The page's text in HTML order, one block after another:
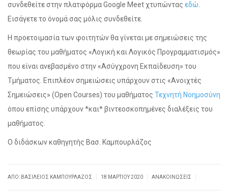
συνδεθείτε στην πλατφόρμα Google Meet χτυπώντας εδώ
Εισάγετε το όνομά σας μόλις συνδεθείτε.
Η προετοιμασία των φοιτητών θα γίνεται με σημειώσεις της
θεωρίας του μαθήματος «Λογική και Λογικός Προγραμματισμός»
που είναι ανεβασμένο στην «Ασύγχρονη Εκπαίδευση» του
Τμήματος. Επιπλέον σημειώσεις υπάρχουν στις «Ανοιχτές
Σημειώσεις» (Open Courses) του μαθήματος Τεχνητή Νοημοσύνη
όπου επίσης υπάρχουν *και* βιντεοσκοπημένες διαλέξεις του
μαθήματος.
Ο διδάσκων καθηγητής Βασ. Καμπουρλάζος
ΑΠΌ: ΒΑΣΊΛΕΙΟΣ ΚΑΜΠΟΥΡΛΆΖΟΣ 18 ΜΑΡΤΊΟΥ 2020 ΑΝΑΚΟΙΝΏΣΕΙΣ